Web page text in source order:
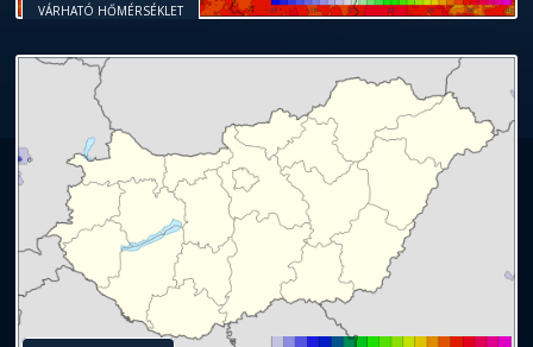
VÁRHATÓ HŐMÉRSÉKLET